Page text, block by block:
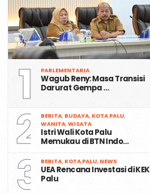
1 PARLEMENTARIA
Wagub Reny: Masa Transisi
Darurat Gempa …
2 BERITA, BUDAYA, KOTA PALU,
WANITA,WISATA
Istri Wali Kota Palu
Memukau di BTN Indo…
3 BERITA, KOTA PALU, NEWS
UEA Rencana Investasi di KEK
Palu